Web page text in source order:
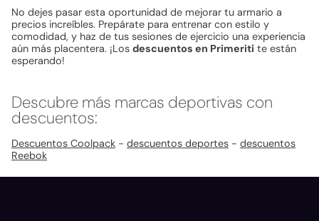
No dejes pasar esta oportunidad de mejorar tu armario a
precios increíbles. Prepárate para entrenar con estilo y
comodidad, y haz de tus sesiones de ejercicio una experiencia
aún más placentera. ¡Los descuentos en Primeriti te están
esperando!
Descubre más marcas deportivas con
descuentos:
Descuentos Coolpack - descuentos deportes - descuentos
Reebok